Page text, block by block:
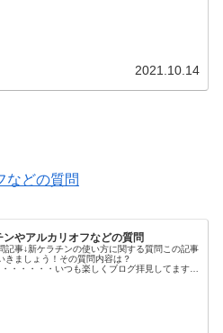
2021.10.14
などの質問
ンやアルカリオフなどの質問
記事↓新ケラチンの使い方に関する質問この記事
きましょう！その質問内容は？
・・・・・いつも楽しくブログ拝見してます新